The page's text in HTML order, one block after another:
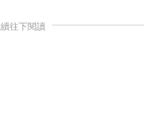
往下閱讀